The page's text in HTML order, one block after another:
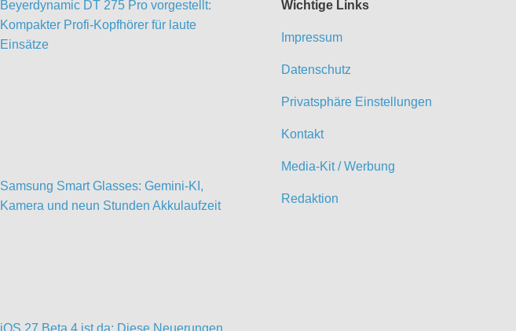
Beyerdynamic DT 275 Pro vorgestellt:
Kompakter Profi-Kopfhörer für laute
Einsätze
Samsung Smart Glasses: Gemini-KI,
Kamera und neun Stunden Akkulaufzeit
iOS 27 Beta 4 ist da: Diese Neuerungen
Wichtige Links
Impressum
Datenschutz
Privatsphäre Einstellungen
Kontakt
Media-Kit / Werbung
Redaktion